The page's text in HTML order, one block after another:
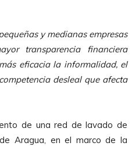
y medianas empresas
transparencia financiera
eficacia la informalidad, el
desleal que afecta
de una red de lavado de
Aragua, en el marco de la